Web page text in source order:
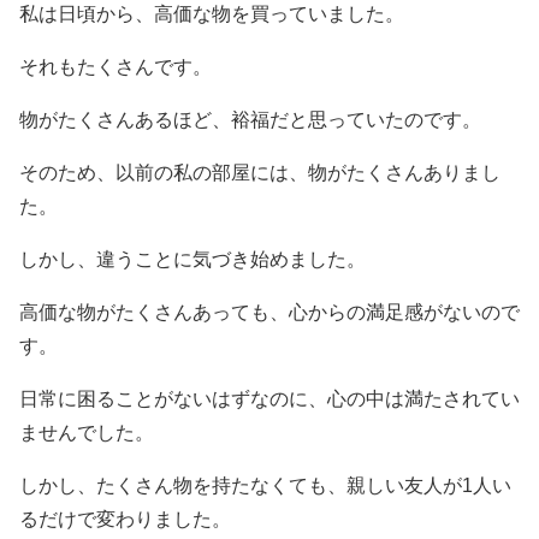
私は日頃から、高価な物を買っていました。
それもたくさんです。
物がたくさんあるほど、裕福だと思っていたのです。
そのため、以前の私の部屋には、物がたくさんありまし
た。
しかし、違うことに気づき始めました。
高価な物がたくさんあっても、心からの満足感がないので
す。
日常に困ることがないはずなのに、心の中は満たされてい
ませんでした。
しかし、たくさん物を持たなくても、親しい友人が1人い
るだけで変わりました。